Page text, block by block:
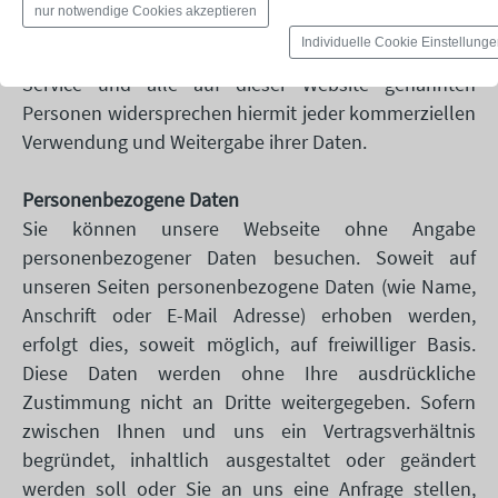
erteilt oder es besteht bereits eine
Geschäftsbeziehung. smARTe Werbung - Online-
Service und alle auf dieser Website genannten
Personen widersprechen hiermit jeder kommerziellen
Verwendung und Weitergabe ihrer Daten.
Personenbezogene Daten
Sie können unsere Webseite ohne Angabe
personenbezogener Daten besuchen. Soweit auf
unseren Seiten personenbezogene Daten (wie Name,
Anschrift oder E-Mail Adresse) erhoben werden,
erfolgt dies, soweit möglich, auf freiwilliger Basis.
Diese Daten werden ohne Ihre ausdrückliche
Zustimmung nicht an Dritte weitergegeben. Sofern
zwischen Ihnen und uns ein Vertragsverhältnis
begründet, inhaltlich ausgestaltet oder geändert
werden soll oder Sie an uns eine Anfrage stellen,
nur notwendige Cookies akzeptieren
Individuelle Cookie